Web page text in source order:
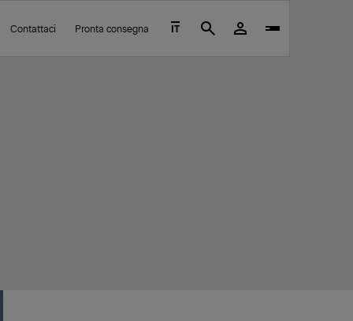
Contattaci Pronta consegna IT Search